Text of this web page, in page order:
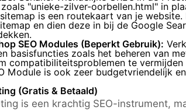
"unieke-zilver-oorbellen.html" in
is een routekaart van je
en dien deze in bij de Google
SEO Modules (Beperkt Gebruik):
basisfuncties zoals het beheren van
compatibiliteitsproblemen te
Module is ook zeer budgetvriendelijk
(Gratis & Betaald)
is een krachtig SEO-instrument,